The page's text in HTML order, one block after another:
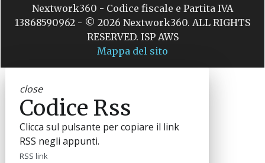
Nextwork360 - Codice fiscale e Partita IVA
13868590962 - © 2026 Nextwork360. ALL RIGHTS
RESERVED. ISP AWS
Mappa del sito
close
Codice Rss
Clicca sul pulsante per copiare il link
RSS negli appunti.
RSS link